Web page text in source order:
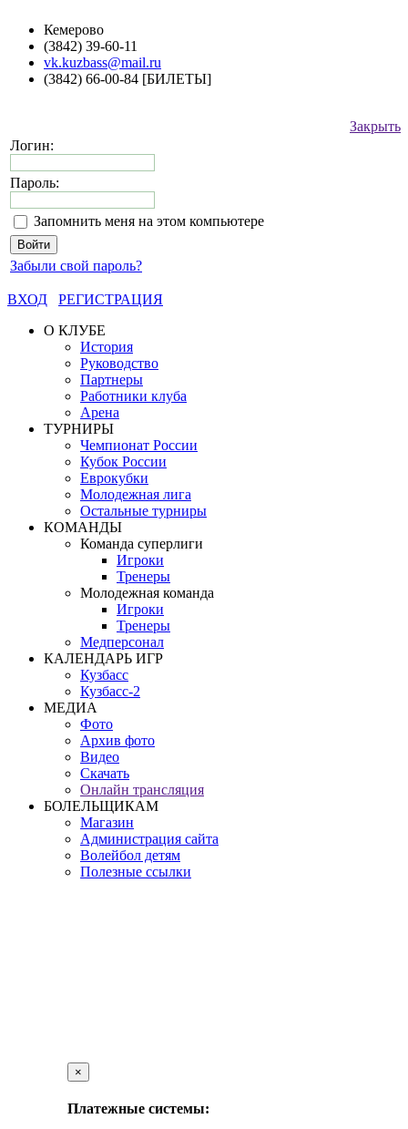
Кемерово
(3842) 39-60-11
vk.kuzbass@mail.ru
(3842) 66-00-84 [БИЛЕТЫ]
Закрыть
Логин:
Пароль:
Запомнить меня на этом компьютере
Забыли свой пароль?
ВХОД
РЕГИСТРАЦИЯ
О КЛУБЕ
История
Руководство
Партнеры
Работники клуба
Арена
ТУРНИРЫ
Чемпионат России
Кубок России
Еврокубки
Молодежная лига
Остальные турниры
КОМАНДЫ
Команда суперлиги
Игроки
Тренеры
Молодежная команда
Игроки
Тренеры
Медперсонал
КАЛЕНДАРЬ ИГР
Кузбасс
Кузбасс-2
МЕДИА
Фото
Архив фото
Видео
Скачать
Онлайн трансляция
БОЛЕЛЬЩИКАМ
Магазин
Администрация сайта
Волейбол детям
Полезные ссылки
×
Платежные системы: